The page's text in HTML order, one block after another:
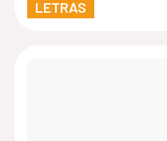
LETRAS